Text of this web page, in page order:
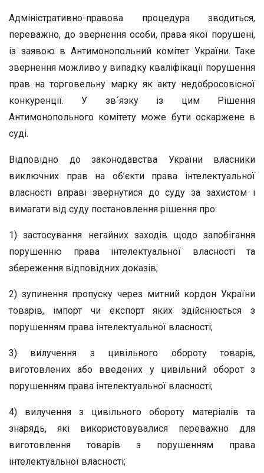
Адміністративно-правова процедура зводиться,
переважно, до звернення особи, права якої порушені,
із заявою в Антимонопольний комітет України. Таке
звернення можливо у випадку кваліфікації порушення
прав на торговельну марку як акту недобросовісної
конкуренції. У зв´язку із цим Рішення
Антимонопольного комітету може бути оскаржене в
суді.
Відповідно до законодавства України власники
виключних прав на об’єкти права інтелектуальної
власності вправі звернутися до суду за захистом і
вимагати від суду постановлення рішення про:
1) застосування негайних заходів щодо запобігання
порушенню права інтелектуальної власності та
збереження відповідних доказів;
2) зупинення пропуску через митний кордон України
товарів, імпорт чи експорт яких здійснюється з
порушенням права інтелектуальної власності;
3) вилучення з цивільного обороту товарів,
виготовлених або введених у цивільний оборот з
порушенням права інтелектуальної власності;
4) вилучення з цивільного обороту матеріалів та
знарядь, які використовувалися переважно для
виготовлення товарів з порушенням права
інтелектуальної власності;